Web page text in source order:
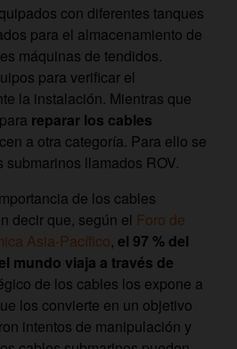
con diferentes tanques
para el almacenamiento de
máquinas de tendidos.
para verificar el
la instalación. Mientras que
reparar los cables
a otra categoría. Para ello se
llamados ROV.
de los cables
decir que, según el Foro de
Asia-Pacífico, el 97 % del
mundo viaja a través de
de los cables los expone a
los convierte en un objetivo
intentos de manipulación y